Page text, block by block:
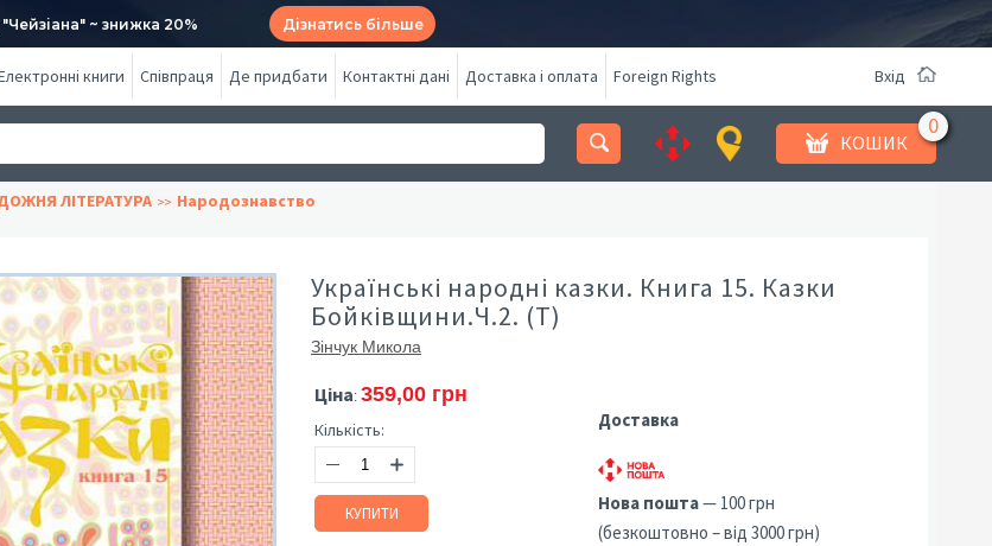
"Чейзіана" ~ знижка 20% Дізнатись більше
книги Співпраця Де придбати Контактні дані Доставка і оплата Foreign Rights Вхід
КОШИК
ЛІТЕРАТУРА Народознавство
Українські народні казки. Книга 15. Казки
Бойківщини.Ч.2. (Т)
Зінчук Микола
Ціна: 359,00 грн
Кількість:
КУПИТИ
Доставка
Нова пошта— 100 грн
(безкоштовно – від 3000 грн)